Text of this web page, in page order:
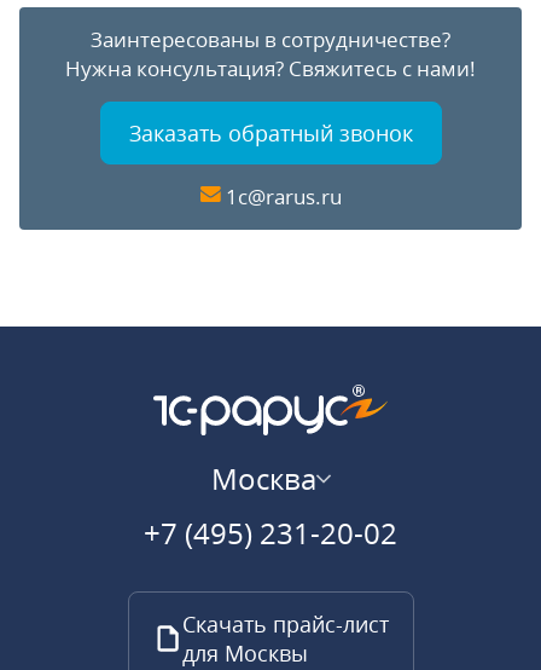
Заинтересованы в сотрудничестве?
Нужна консультация? Свяжитесь с нами!
Заказать обратный звонок
1c@rarus.ru
Москва
+7 (495) 231-20-02
Скачать прайс-лист
для Москвы